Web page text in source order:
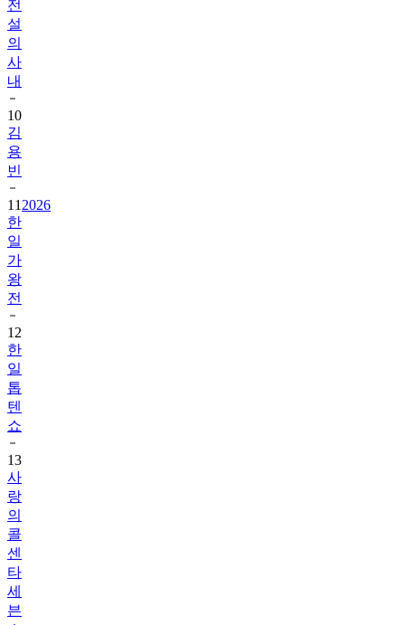
전
설
의
사
내
10
김
용
빈
11 2026
한
일
가
왕
전
12
한
일
톱
텐
쇼
13
사
랑
의
콜
센
타
세
븐